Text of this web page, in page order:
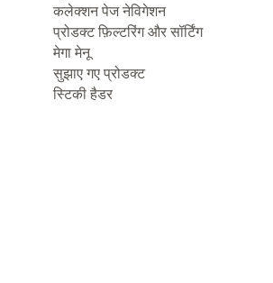
कलेक्शन पेज नेविगेशन
प्रोडक्ट फ़िल्टरिंग और सॉर्टिंग
मेगा मेनू
सुझाए गए प्रोडक्ट
स्टिकी हैडर